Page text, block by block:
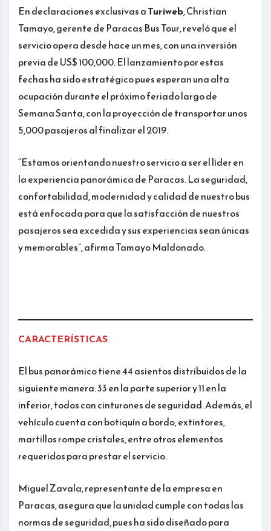
En declaraciones exclusivas aTuriweb, Christian
Tamayo, gerente de Paracas Bus Tour, reveló que el
servicio opera desde hace un mes, con una inversión
previa de US$ 100,000. El lanzamiento por estas
fechas ha sido estratégico pues esperan una alta
ocupación durante el próximo feriado largo de
Semana Santa, con la proyección de transportar unos
5,000 pasajeros al finalizar el 2019.
“Estamos orientando nuestro servicio a ser el líder en
la experiencia panorámica de Paracas. La seguridad,
confortabilidad, modernidad y calidad de nuestro bus
está enfocada para que la satisfacción de nuestros
pasajeros sea excedida y sus experiencias sean únicas
y memorables”, afirma Tamayo Maldonado.
CARACTERÍSTICAS
El bus panorámico tiene 44 asientos distribuidos de la
siguiente manera: 33 en la parte superior y 11 en la
inferior, todos con cinturones de seguridad. Además, el
vehículo cuenta con botiquín a bordo, extintores,
martillos rompe cristales, entre otros elementos
requeridos para prestar el servicio.
Miguel Zavala, representante de la empresa en
Paracas, asegura que la unidad cumple con todas las
normas de seguridad, pues ha sido diseñado para